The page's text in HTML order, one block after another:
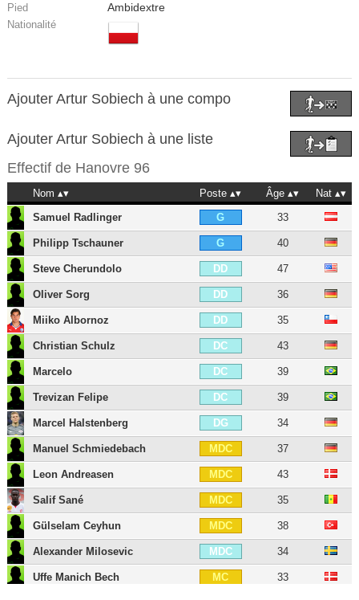
Pied Ambidextre
Nationalité
Ajouter Artur Sobiech à une compo
Ajouter Artur Sobiech à une liste
Effectif de Hanovre 96
Nom Poste Âge
Nat
Samuel Radlinger
G 33
Philipp Tschauner G 40
Steve Cherundolo DD 47
Oliver Sorg DD 36
Miiko Albornoz DD 35
Christian Schulz DC 43
Marcelo DC 39
Trevizan Felipe DC 39
Marcel Halstenberg DG 34
Manuel Schmiedebach MDC 37
Leon Andreasen MDC 43
Salif Sané MDC 35
Gülselam Ceyhun MDC 38
Alexander Milosevic MDC 34
Uffe Manich Bech MC 33